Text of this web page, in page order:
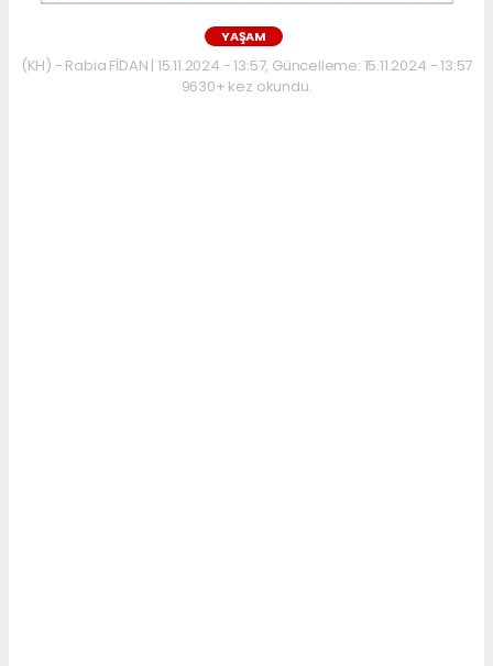
YAŞAM
(KH) - Rabia FİDAN | 15.11.2024 - 13:57, Güncelleme: 15.11.2024 - 13:57
9630+ kez okundu.